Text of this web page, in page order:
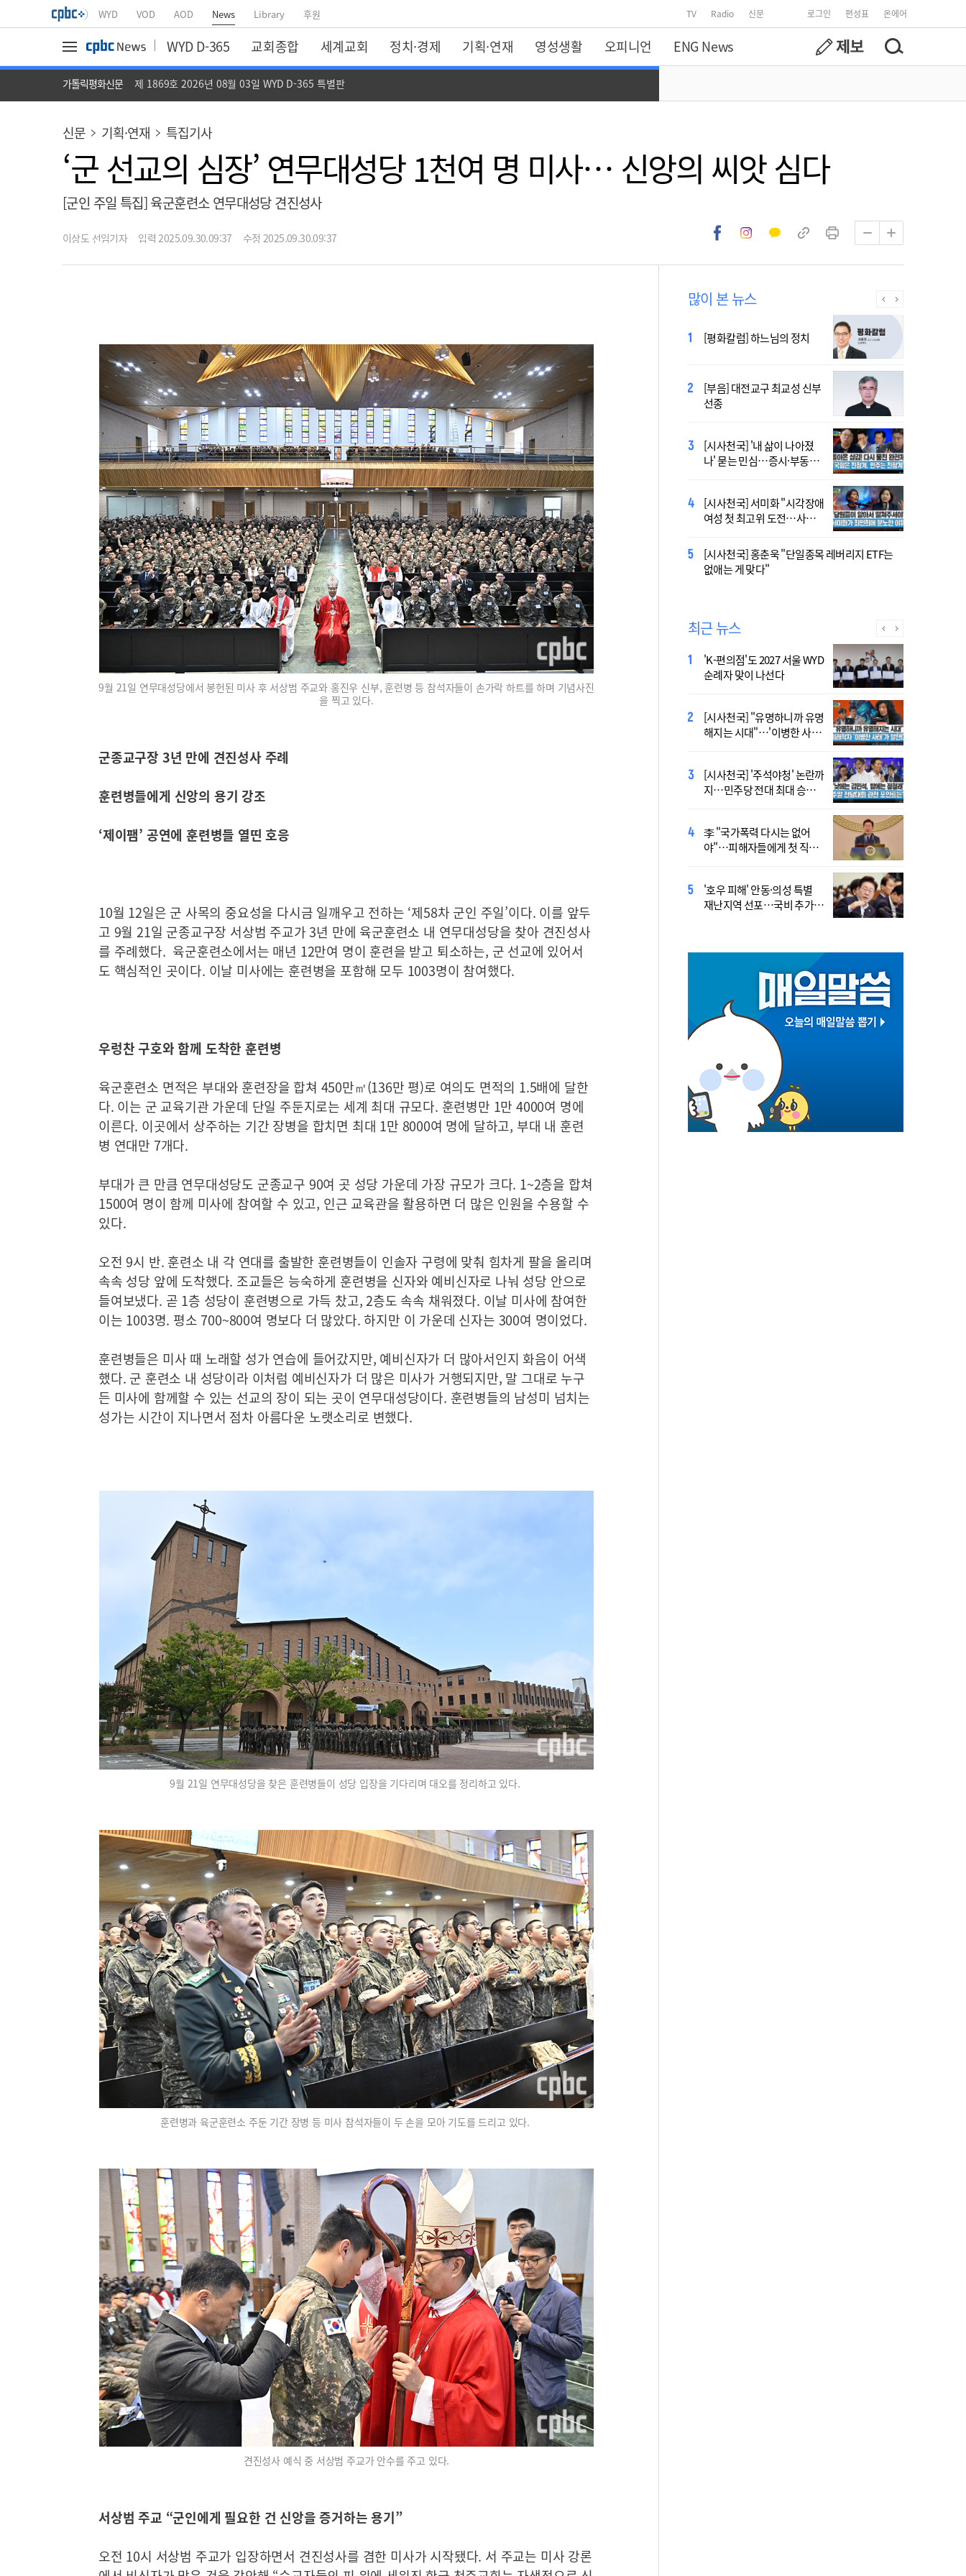
WYD VOD AOD News Library 후원 TV Radio 신문 로그인 편성표 온에어
WYD D-365 교회종합 세계교회 정치·경제 기획·연재 영성생활 오피니언 ENG News
가톨릭평화신문 제 1869호 2026년 08월 03일 WYD D-365 특별판
신문 기획·연재 특집기사
‘군 선교의 심장’ 연무대성당 1천여 명 미사… 신앙의 씨앗 심다
[군인 주일 특집] 육군훈련소 연무대성당 견진성사
이상도 선임기자 입력 2025.09.30.09:37 수정 2025.09.30.09:37
9월 21일 연무대성당에서 봉헌된 미사 후 서상범 주교와 홍진우 신부, 훈련병 등 참석자들이 손가락 하트를 하며 기념사진
을 찍고 있다.
군종교구장 3년 만에 견진성사 주례
훈련병들에게 신앙의 용기 강조
‘제이팸’ 공연에 훈련병들 열띤 호응
10월 12일은 군 사목의 중요성을 다시금 일깨우고 전하는 ‘제58차 군인 주일’이다. 이를 앞두
고 9월 21일 군종교구장 서상범 주교가 3년 만에 육군훈련소 내 연무대성당을 찾아 견진성사
를 주례했다. 육군훈련소에서는 매년 12만여 명이 훈련을 받고 퇴소하는, 군 선교에 있어서
도 핵심적인 곳이다. 이날 미사에는 훈련병을 포함해 모두 1003명이 참여했다.
우렁찬 구호와 함께 도착한 훈련병
육군훈련소 면적은 부대와 훈련장을 합쳐 450만㎡(136만 평)로 여의도 면적의 1.5배에 달한
다. 이는 군 교육기관 가운데 단일 주둔지로는 세계 최대 규모다. 훈련병만 1만 4000여 명에
이른다. 이곳에서 상주하는 기간 장병을 합치면 최대 1만 8000여 명에 달하고, 부대 내 훈련
병 연대만 7개다.
부대가 큰 만큼 연무대성당도 군종교구 90여 곳 성당 가운데 가장 규모가 크다. 1~2층을 합쳐
1500여 명이 함께 미사에 참여할 수 있고, 인근 교육관을 활용하면 더 많은 인원을 수용할 수
있다.
오전 9시 반. 훈련소 내 각 연대를 출발한 훈련병들이 인솔자 구령에 맞춰 힘차게 팔을 올리며
속속 성당 앞에 도착했다. 조교들은 능숙하게 훈련병을 신자와 예비신자로 나눠 성당 안으로
들여보냈다. 곧 1층 성당이 훈련병으로 가득 찼고, 2층도 속속 채워졌다. 이날 미사에 참여한
이는 1003명. 평소 700~800여 명보다 더 많았다. 하지만 이 가운데 신자는 300여 명이었다.
훈련병들은 미사 때 노래할 성가 연습에 들어갔지만, 예비신자가 더 많아서인지 화음이 어색
했다. 군 훈련소 내 성당이라 이처럼 예비신자가 더 많은 미사가 거행되지만, 말 그대로 누구
든 미사에 함께할 수 있는 선교의 장이 되는 곳이 연무대성당이다. 훈련병들의 남성미 넘치는
성가는 시간이 지나면서 점차 아름다운 노랫소리로 변했다.
9월 21일 연무대성당을 찾은 훈련병들이 성당 입장을 기다리며 대오를 정리하고 있다.
훈련병과 육군훈련소 주둔 기간 장병 등 미사 참석자들이 두 손을 모아 기도를 드리고 있다.
견진성사 예식 중 서상범 주교가 안수를 주고 있다.
서상범 주교 “군인에게 필요한 건 신앙을 증거하는 용기”
오전 10시 서상범 주교가 입장하면서 견진성사를 겸한 미사가 시작됐다. 서 주교는 미사 강론
많이 본 뉴스
[평화칼럼] 하느님의 정치
[부음] 대전교구 최교성 신부
선종
[시사천국] '내 삶이 나아졌
나' 묻는 민심…증시·부동산
[시사천국] 서미화 "시각장애
여성 첫 최고위 도전…사회
[시사천국] 홍춘욱 "단일종목 레버리지 ETF는
없애는 게 맞다"
2027 서울 WYD 공식 주제가
오늘 공개…한국인 곡 선정
2027 서울 세계청년대회 주
제가 공개…희망의 선율 울
대전신학교 유학 사제, 중국
최연소 주교 됐다
433곡 뚫은 한국 청년의 노
래…2027 서울 WYD 공식 주
[시사천국] 서범수 '돌려차기'
발언 파장…"사석에서도 안
최근 뉴스
'K-편의점'도 2027 서울 WYD
순례자 맞이 나선다
[시사천국] "유명하니까 유명
해지는 시대"…'이병한 사
[시사천국] '주석야청' 논란까
지…민주당 전대 최대 승부
李 "국가폭력 다시는 없어
야"…피해자들에게 첫 직접
'호우 피해' 안동·의성 특별
재난지역 선포…국비 추가
폭염 '뉴 노멀' 시대…"한 단
계 높은 수준의 폭염"
[사제인사] 안동교구, 10일
부
'식중독 발생 9월이 가장 많
아'
정동영 "'조선' 호명 부르기
공론화 후에"…원로들 "이름
Official Theme Song for
WYD Seoul 2027 Released